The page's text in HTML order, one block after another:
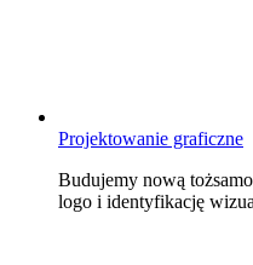
Projektowanie graficzne
Budujemy nową
logo i identyfikację